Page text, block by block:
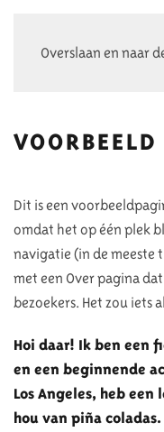
Overslaan en naar
Dit is een
omdat het op één plek
navigatie (in de meeste
met een Over pagina
bezoekers. Het zou iets
Hoi daar! Ik ben een
en een beginnende
Los Angeles, heb een
hou van piña